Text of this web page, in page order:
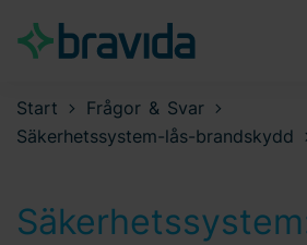
Start
Frågor & Svar
Säkerhetssystem-lås-brandskydd